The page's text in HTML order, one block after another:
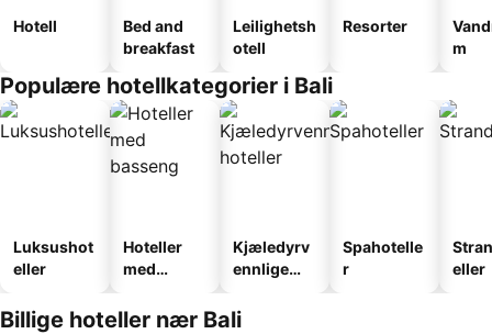
Hotell
Bed and
breakfast
Leilighetsh
otell
Resorter
m
Populære hotellkategorier i Bali
Luksushot
eller
Hoteller
med
Kjæledyrv
ennlige
Spahotelle
r
eller
Billige hoteller nær Bali